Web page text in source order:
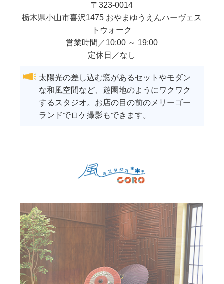
〒 323-0014
栃木県小山市喜沢1475 おやまゆうえんハーヴェス
トウォーク
営業時間／10:00 ～ 19:00
定休日／なし
太陽光の差し込む窓があるセットやモダン
な和風空間など、遊園地のようにワクワク
するスタジオ。お店の目の前のメリーゴー
ランドでロケ撮影もできます。